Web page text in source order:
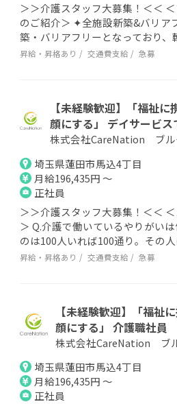
＞＞介護スタッフ大募集！＜＜
のご紹介＞ ✦全施設新築&バリア
築・バリアフリーとなっており、
昇給・昇格あり 交通費支給 急募
【未経験歓迎】「福祉
顔にする」 デイサービス
株式会社CareNation ブル
埼玉県蓮田市馬込4丁目
月給196,435円 ～
正社員
＞＞介護スタッフ大募集！＜＜
＞ Q.介護で働いているやりがい
のは100人いれば100通り。その
昇給・昇格あり 交通費支給 急募
【未経験歓迎】「福祉
顔にする」 介護職社員
株式会社CareNation ブ
埼玉県蓮田市馬込4丁目
月給196,435円 ～
正社員